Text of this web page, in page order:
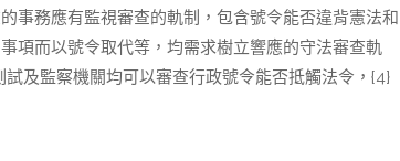
事務應有監視審查的軌制，包含號令能否違背憲法和
項而以號令取代等，均需求樹立響應的守法審查軌
及監察機關均可以審查行政號令能否抵觸法令，{4}